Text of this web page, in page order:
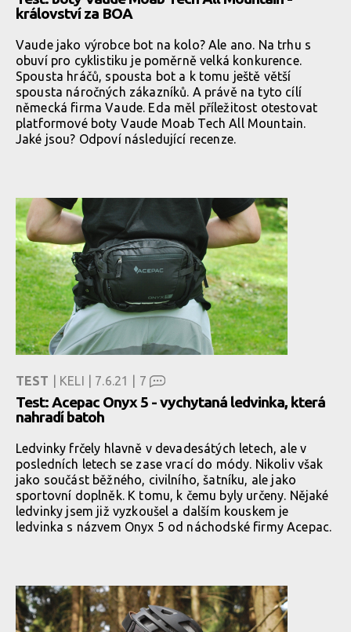
království za BOA
Vaude jako výrobce bot na kolo? Ale ano. Na trhu s
obuví pro cyklistiku je poměrně velká konkurence.
Spousta hráčů, spousta bot a k tomu ještě větší
spousta náročných zákazníků. A právě na tyto cílí
německá firma Vaude. Eda měl příležitost otestovat
platformové boty Vaude Moab Tech All Mountain.
Jaké jsou? Odpoví následující recenze.
TEST | KELI | 7.6.21 | 7
Test: Acepac Onyx 5 - vychytaná ledvinka, která
nahradí batoh
Ledvinky frčely hlavně v devadesátých letech, ale v
posledních letech se zase vrací do módy. Nikoliv však
jako součást běžného, civilního, šatníku, ale jako
sportovní doplněk. K tomu, k čemu byly určeny. Nějaké
ledvinky jsem již vyzkoušel a dalším kouskem je
ledvinka s názvem Onyx 5 od náchodské firmy Acepac.